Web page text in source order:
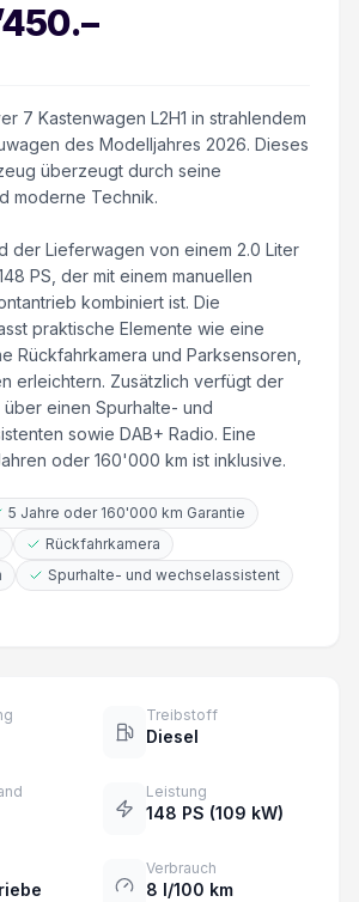
.–
7 Kastenwagen L2H1 in strahlendem
des Modelljahres 2026. Dieses
überzeugt durch seine
moderne Technik.
der Lieferwagen von einem 2.0 Liter
PS, der mit einem manuellen
kombiniert ist. Die
praktische Elemente wie eine
Rückfahrkamera und Parksensoren,
erleichtern. Zusätzlich verfügt der
einen Spurhalte- und
sowie DAB+ Radio. Eine
oder 160'000 km ist inklusive.
5 Jahre oder 160'000 km Garantie
Rückfahrkamera
Spurhalte- und wechselassistent
Treibstoff
Diesel
Leistung
148 PS (109 kW)
Verbrauch
8 l/100 km